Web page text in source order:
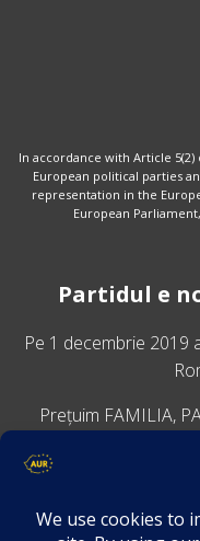
In accordance with Article
European political parties
representation in the
European
Partidul e
Pe 1 decembrie 2019
Prețuim FAMILIA,